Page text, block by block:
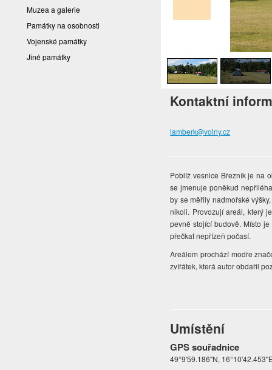
Muzea a galerie
Památky na osobnosti
Vojenské památky
Jiné památky
Kontaktní
lamberk@volny.cz
Poblíž vesnice Březník je na
se jmenuje poněkud
by se měřily nadmořské
nikoli. Provozují areál, který
pevně stojící budově. Místo
přečkat nepřízeň počasí.
Areálem prochází modře
zvířátek, která autor obdařil
Umístění
GPS souřadnice
49°9'59.186"N,